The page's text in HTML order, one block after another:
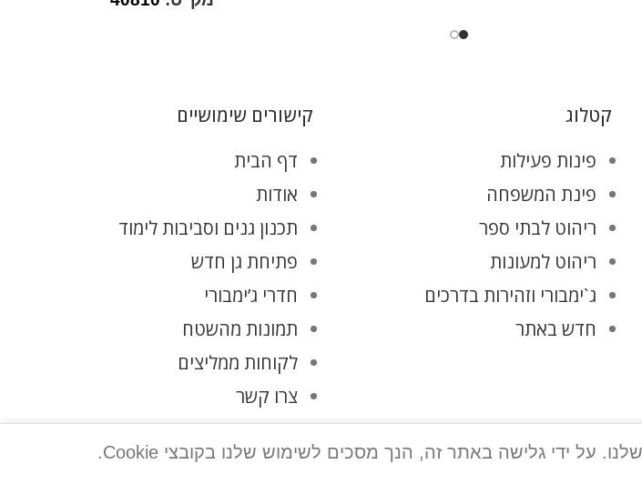
קטלוג
פינות פעילות
פינת המשפחה
ריהוט לבתי ספר
ריהוט למעונות
ג`ימבורי וזהירות בדרכים
חדש באתר
קישורים שימושיים
דף הבית
אודות
תכנון גנים וסביבות לימוד
פתיחת גן חדש
חדרי ג’ימבורי
תמונות מהשטח
לקוחות ממליצים
צרו קשר
מדיניות פרטיות